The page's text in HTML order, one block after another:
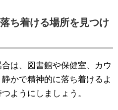
ち着ける場所を見つけ
は、図書館や保健室、カウ
かで精神的に落ち着けるよ
ようにしましょう。